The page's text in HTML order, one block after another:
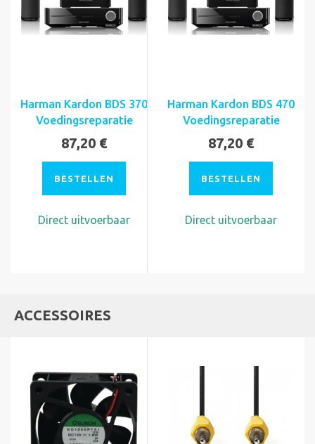
Harman Kardon BDS 370
Voedingsreparatie
87,20 €
BESTELLEN
Direct uitvoerbaar
Harman Kardon BDS 470
Voedingsreparatie
87,20 €
BESTELLEN
Direct uitvoerbaar
ACCESSOIRES